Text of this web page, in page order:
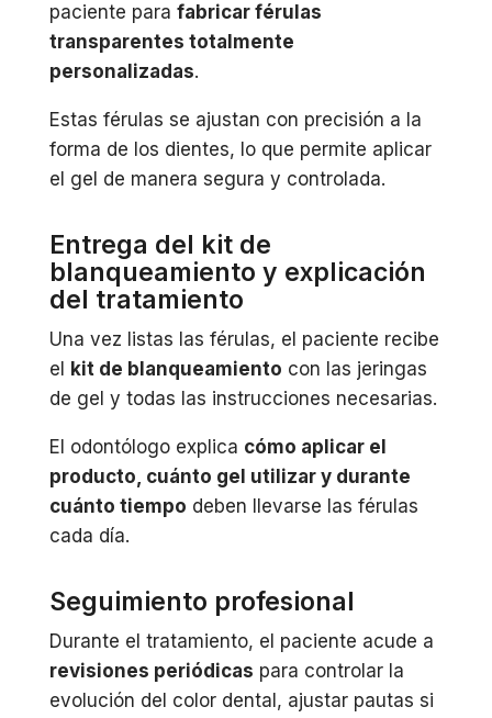
paciente para fabricar férulas
transparentes totalmente
personalizadas.
Estas férulas se ajustan con precisión a la
forma de los dientes, lo que permite aplicar
el gel de manera segura y controlada.
Entrega del kit de
blanqueamiento y explicación
del tratamiento
Una vez listas las férulas, el paciente recibe
el
kit de blanqueamiento con las jeringas
de gel y todas las instrucciones necesarias.
El odontólogo explica cómo aplicar el
producto, cuánto gel utilizar y durante
cuánto tiempo deben llevarse las férulas
cada día.
Seguimiento profesional
Durante el tratamiento, el paciente acude a
revisiones periódicas para controlar la
evolución del color dental, ajustar pautas si